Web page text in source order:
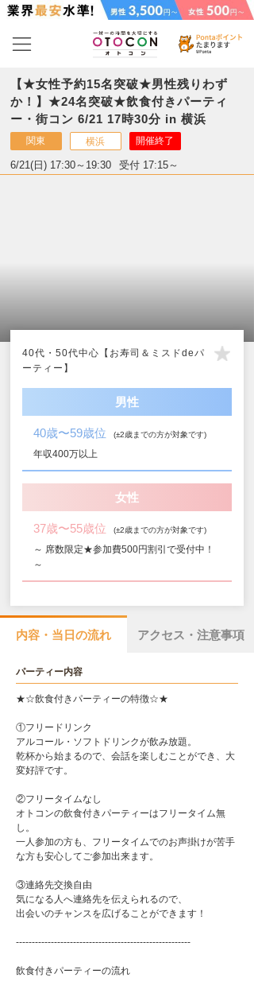
【★女性予約15名突破★男性残りわず
か！】★24名突破★飲食付きパーティ
ー・街コン 6/21 17時30分 in 横浜
関東 横浜 開催終了
6/21(日) 17:30～19:30 受付 17:15～
40代・50代中心【お寿司＆ミスドdeパ
ーティー】
男性
40歳〜59歳位 (±2歳までの方が対象です)
年収400万以上
女性
37歳〜55歳位 (±2歳までの方が対象です)
～ 席数限定★参加費500円割引で受付中！
～
内容・当日の流れ アクセス・注意事項
パーティー内容
★☆飲食付きパーティーの特徴☆★
①フリードリンク
アルコール・ソフトドリンクが飲み放題。
乾杯から始まるので、会話を楽しむことができ、大
変好評です。
②フリータイムなし
オトコンの飲食付きパーティーはフリータイム無
し。
一人参加の方も、フリータイムでのお声掛けが苦手
な方も安心してご参加出来ます。
③連絡先交換自由
気になる人へ連絡先を伝えられるので、
出会いのチャンスを広げることができます！
-------------------------------------------------------
飲食付きパーティーの流れ